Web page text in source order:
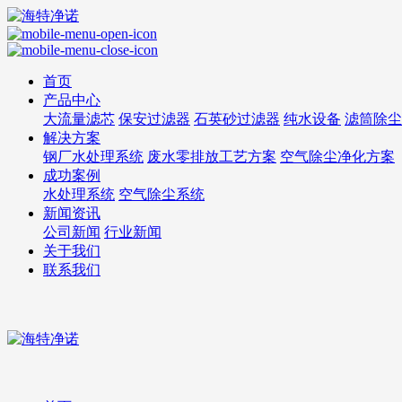
首页
产品中心
大流量滤芯 保安过滤器 石英砂过滤器 纯水设备 滤筒除
解决方案
钢厂水处理系统 废水零排放工艺方案 空气除尘净化方案
成功案例
水处理系统 空气除尘系统
新闻资讯
公司新闻 行业新闻
关于我们
联系我们